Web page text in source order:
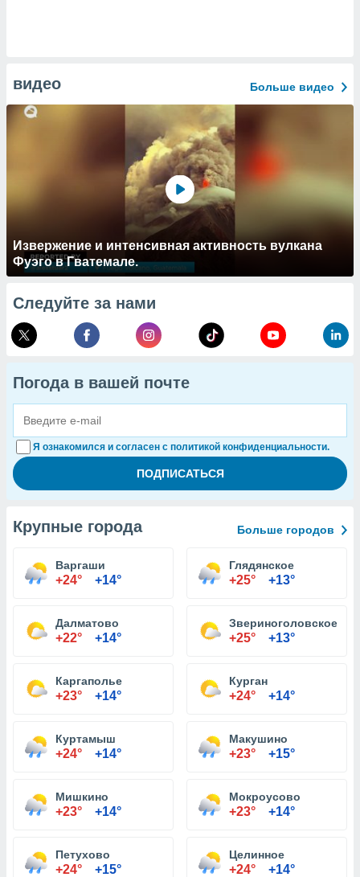
видео Больше видео
Извержение и интенсивная активность вулкана
Фуэго в Гватемале.
Следуйте за нами
Погода в вашей почте
Я ознакомился и согласен с политикой конфиденциальности.
Крупные города Больше городов
Варгаши
+24° +14°
Глядянское
+25° +13°
Далматово
+22° +14°
Звериноголовское
+25° +13°
Каргаполье
+23° +14°
Курган
+24° +14°
Куртамыш
+24° +14°
Макушино
+23° +15°
Мишкино
+23° +14°
Мокроусово
+23° +14°
Петухово
+24° +15°
Целинное
+24° +14°